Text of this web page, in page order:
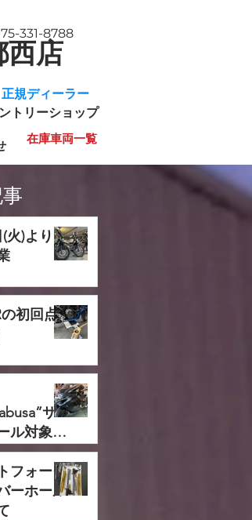
店
331-8788
ディーラー
トリーショップ
在庫車両一覧
火)より
の初回点
サ
ル対象で
フォーク
ーホール